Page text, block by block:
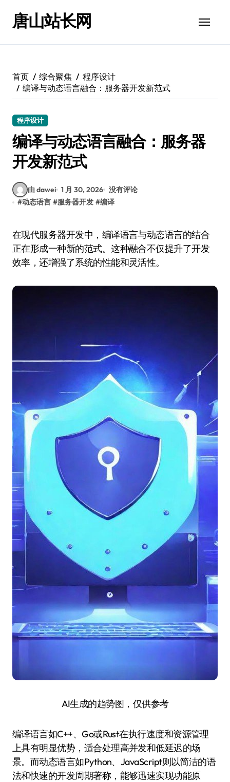
唐山站长网
首页 综合聚焦
程序设计
编译与动态语言融合：服务器开发新范式
程序设计
编译与动态语言融合：服务器
开发新范式
由 dawei 1 月 30, 2026 没有评论
#动态语言 #服务器开发 #编译
在现代服务器开发中，编译语言与动态语言的结合
正在形成一种新的范式。这种融合不仅提升了开发
效率，还增强了系统的性能和灵活性。
AI生成的趋势图，仅供参考
编译语言如C++、Go或Rust在执行速度和资源管理
上具有明显优势，适合处理高并发和低延迟的场
景。而动态语言如Python、JavaScript则以简洁的语
法和快速的开发周期著称，能够迅速实现功能原